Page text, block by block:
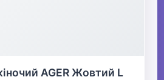
AGER Жовтий L